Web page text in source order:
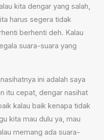
kita dengar yang salah,
harus segera tidak
berhenti deh. Kalau
suara-suara yang
ini adalah saya
itu cepat, dengar nasihat
kalau baik kenapa tidak
kita mau dulu ya, mau
memang ada suara-